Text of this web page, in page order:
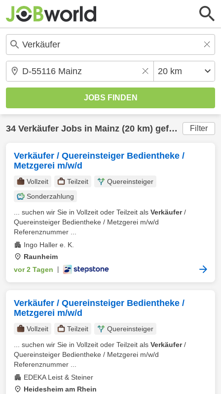
34 Verkäufer Jobs in Mainz (20 km) gefunden Filter
Verkäufer / Quereinsteiger Bedientheke /
Metzgerei m/w/d
Vollzeit Teilzeit
Quereinsteiger
Sonderzahlung
... suchen wir Sie in Vollzeit oder Teilzeit als Verkäufer/
Quereinsteiger Bedientheke / Metzgerei m/w/d
Referenznummer ...
Ingo Haller e. K.
Raunheim
vor 2 Tagen
Verkäufer / Quereinsteiger Bedientheke /
Metzgerei m/w/d
Vollzeit Teilzeit
Quereinsteiger
... suchen wir Sie in Vollzeit oder Teilzeit als Verkäufer/
Quereinsteiger Bedientheke / Metzgerei m/w/d
Referenznummer ...
EDEKA Leist & Steiner
Heidesheim am Rhein